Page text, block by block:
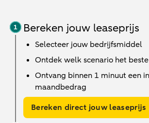
Bereken jouw leaseprijs
Selecteer jouw bedrijfsmiddel
Ontdek welk scenario het
Ontvang binnen 1 minuut een
maandbedrag
Bereken direct jouw leaseprijs